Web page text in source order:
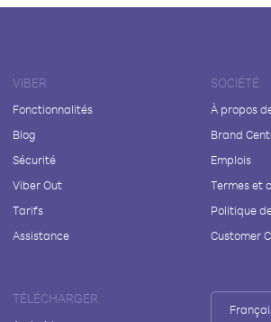
VIBER
Fonctionnalités
Blog
Sécurité
Viber Out
Tarifs
Assistance
SOCIÉTÉ
À propos
Brand
Emplois
Termes et
Politique
Customer
TÉLÉCHARGER